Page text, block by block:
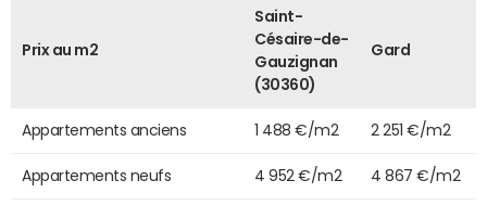
Prix au m2
Saint-
Césaire-de-
Gauzignan
(30360)
Gard
Appartements anciens 1 488 €/m2 2 251 €/m2
Appartements neufs 4 952 €/m2 4 867 €/m2